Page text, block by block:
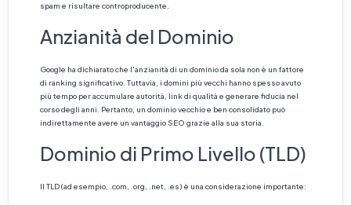
spam e risultare controproducente.
Anzianità del Dominio
Google ha dichiarato che l'anzianità di un dominio da sola non è un fattore
di ranking significativo. Tuttavia, i domini più vecchi hanno spesso avuto
più tempo per accumulare autorità, link di qualità e generare fiducia nel
corso degli anni. Pertanto, un dominio vecchio e ben consolidato può
indirettamente avere un vantaggio SEO grazie alla sua storia.
Dominio di Primo Livello (TLD)
Il TLD (ad esempio, .com, .org, .net, .es) è una considerazione importante: